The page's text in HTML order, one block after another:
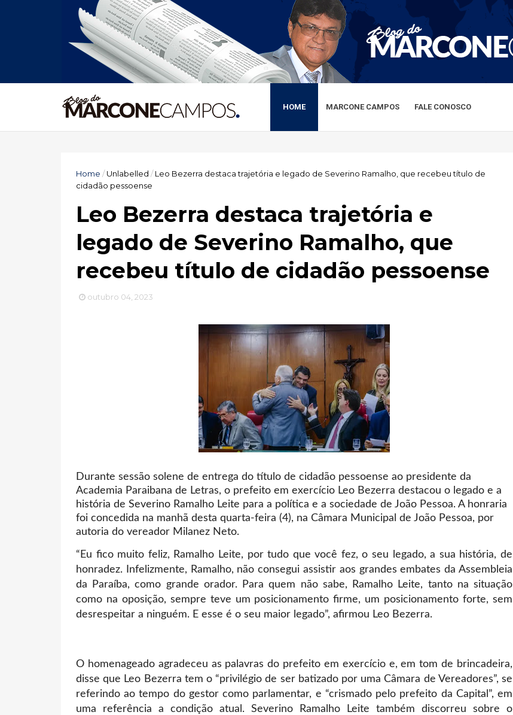
HOME MARCONE CAMPOS FALE CONOSCO
Home /Unlabelled / Leo Bezerra destaca trajetória e legado de Severino Ramalho, que recebeu título de
cidadão pessoense
Leo Bezerra destaca trajetória e
legado de Severino Ramalho, que
recebeu título de cidadão pessoense
outubro 04, 2023
Durante sessão solene de entrega do título de cidadão pessoense ao presidente da
Academia Paraibana de Letras, o prefeito em exercício Leo Bezerra destacou o legado e a
história de Severino Ramalho Leite para a política e a sociedade de João Pessoa. A honraria
foi concedida na manhã desta quarta-feira (4), na Câmara Municipal de João Pessoa, por
autoria do vereador Milanez Neto.
“Eu fico muito feliz, Ramalho Leite, por tudo que você fez, o seu legado, a sua história, de
honradez. Infelizmente, Ramalho, não consegui assistir aos grandes embates da Assembleia
da Paraíba, como grande orador. Para quem não sabe, Ramalho Leite, tanto na situação
como na oposição, sempre teve um posicionamento firme, um posicionamento forte, sem
desrespeitar a ninguém. E esse é o seu maior legado”, afirmou Leo Bezerra.
O homenageado agradeceu as palavras do prefeito em exercício e, em tom de brincadeira,
disse que Leo Bezerra tem o “privilégio de ser batizado por uma Câmara de Vereadores”, se
referindo ao tempo do gestor como parlamentar, e “crismado pelo prefeito da Capital”, em
uma referência a condição atual. Severino Ramalho Leite também discorreu sobre o